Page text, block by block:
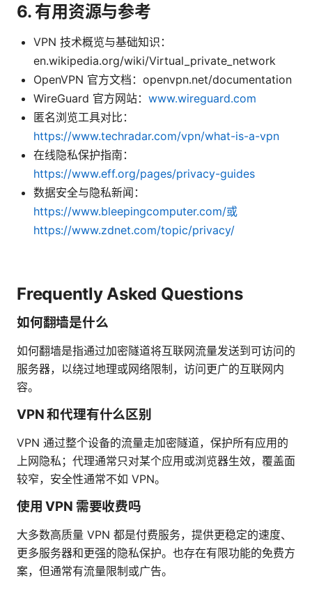
6. 有用资源与参考
VPN 技术概览与基础知识：
en.wikipedia.org/wiki/Virtual_private_network
OpenVPN 官方文档：openvpn.net/documentation
WireGuard 官方网站： www.wireguard.com
匿名浏览工具对比：
https://www.techradar.com/vpn/what-is-a-vpn
在线隐私保护指南：
https://www.eff.org/pages/privacy-guides
数据安全与隐私新闻：
https://www.bleepingcomputer.com/或
https://www.zdnet.com/topic/privacy/
Frequently Asked Questions
如何翻墙是什么
如何翻墙是指通过加密隧道将互联网流量发送到可访问的
服务器，以绕过地理或网络限制，访问更广的互联网内
容。
VPN 和代理有什么区别
VPN 通过整个设备的流量走加密隧道，保护所有应用的
上网隐私；代理通常只对某个应用或浏览器生效，覆盖面
较窄，安全性通常不如 VPN。
使用 VPN 需要收费吗
大多数高质量 VPN 都是付费服务，提供更稳定的速度、
更多服务器和更强的隐私保护。也存在有限功能的免费方
案，但通常有流量限制或广告。